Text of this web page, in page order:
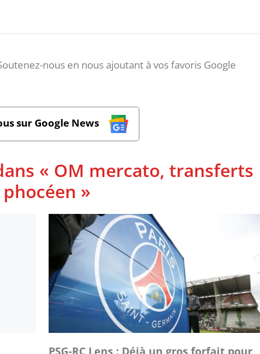
nous en nous ajoutant à vos favoris Google
sur Google News
« OM mercato, transferts
»
PSG-RC Lens : Déjà un gros forfait pour